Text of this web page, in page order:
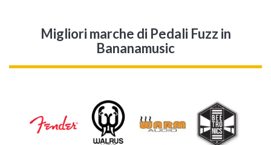
Migliori marche di Pedali Fuzz in
Bananamusic